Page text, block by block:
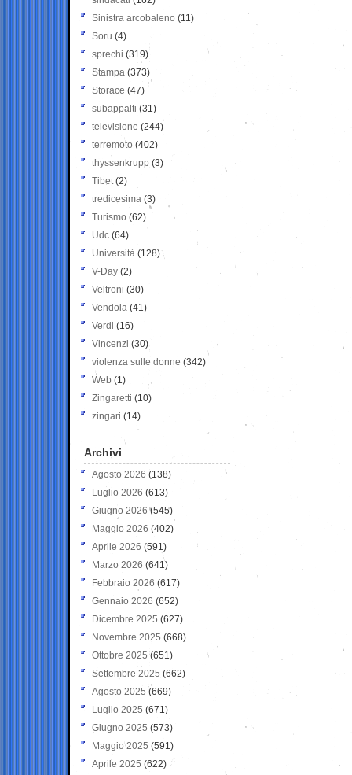
Sinistra arcobaleno (11)
Soru (4)
sprechi (319)
Stampa (373)
Storace (47)
subappalti (31)
televisione(244)
terremoto (402)
thyssenkrupp (3)
Tibet(2)
tredicesima (3)
Turismo (62)
Udc (64)
Università (128)
V-Day (2)
Veltroni (30)
Vendola (41)
Verdi (16)
Vincenzi (30)
violenza sulle donne (342)
Web (1)
Zingaretti (10)
zingari (14)
Archivi
Agosto 2026 (138)
Luglio 2026 (613)
Giugno 2026 (545)
Maggio 2026 (402)
Aprile 2026 (591)
Marzo 2026 (641)
Febbraio 2026 (617)
Gennaio 2026 (652)
Dicembre 2025 (627)
Novembre 2025 (668)
Ottobre 2025 (651)
Settembre 2025 (662)
Agosto 2025 (669)
Luglio 2025 (671)
Giugno 2025 (573)
Maggio 2025 (591)
Aprile 2025 (622)